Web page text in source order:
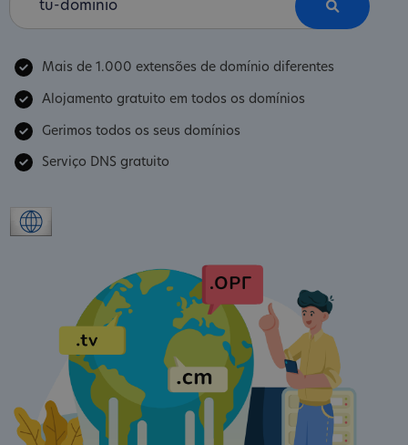
Mais de 1.000 extensões de domínio diferentes
Alojamento gratuito em todos os domínios
Gerimos todos os seus domínios
Serviço DNS gratuito